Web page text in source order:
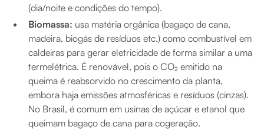
(dia/noite e condições do tempo).
Biomassa: usa matéria orgânica (bagaço de cana,
madeira, biogás de resíduos etc.) como combustível em
caldeiras para gerar eletricidade de forma similar a uma
termelétrica. É renovável, pois o CO₂ emitido na
queima é reabsorvido no crescimento da planta,
embora haja emissões atmosféricas e resíduos (cinzas).
No Brasil, é comum em usinas de açúcar e etanol que
queimam bagaço de cana para cogeração.